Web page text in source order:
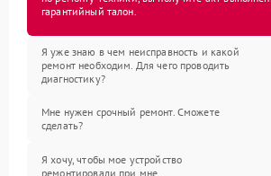
гарантийный талон.
Я уже знаю в чем неисправность и какой
ремонт необходим. Для чего проводить
диагностику?
Мне нужен срочный ремонт. Сможете
сделать?
Я хочу, чтобы мое устройство
ремонтировали при мне.